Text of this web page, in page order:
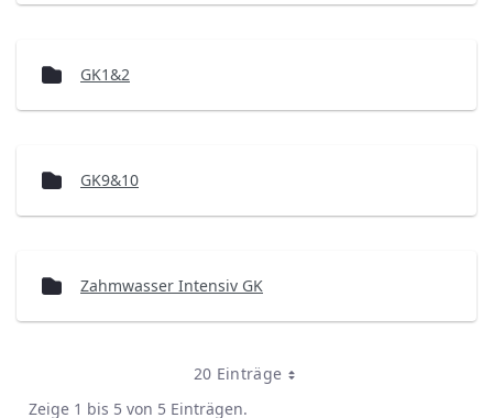
GK1&2
GK9&10
Zahmwasser Intensiv GK
20 Einträge
Zeige 1 bis 5 von 5 Einträgen.